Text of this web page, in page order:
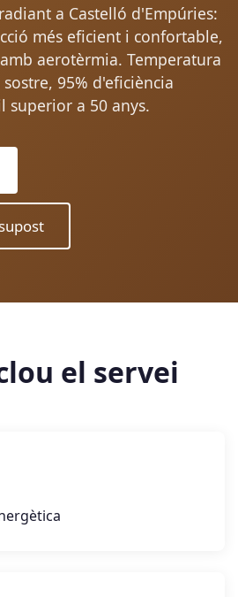
a Castelló d'Empúries:
més eficient i confortable,
aerotèrmia. Temperatura
95% d'eficiència
superior a 50 anys.
el servei